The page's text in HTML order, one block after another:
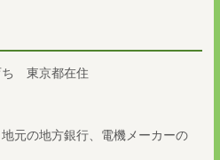
東京都在住
元の地方銀行、電機メーカーの